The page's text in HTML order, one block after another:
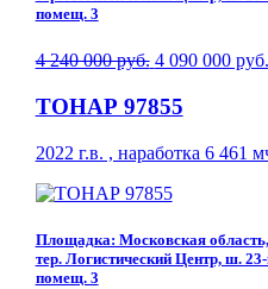
помещ. 3
4 240 000 руб. 4 090 000 руб.
ТОНАР 97855
2022 г.в. , наработка 6 461
Площадка: Московская
тер. Логистический Центр, ш.
помещ. 3